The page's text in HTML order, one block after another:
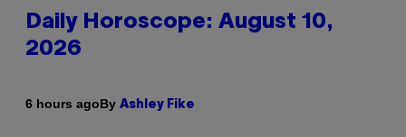
Daily Horoscope: August 10,
2026
6 hours agoBy Ashley Fike